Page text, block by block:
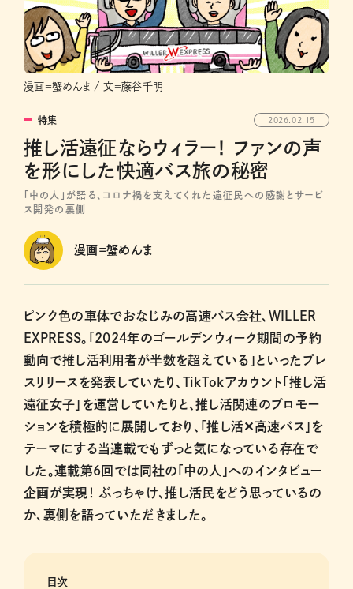
漫画＝蟹めんま / 文＝藤谷千明
特集 2026.02.15
推し活遠征ならウィラー！ ファンの声
を形にした快適バス旅の秘密
「中の人」が語る、コロナ禍を支えてくれた遠征民への感謝とサービ
ス開発の裏側
漫画＝蟹めんま
ピンク色の車体でおなじみの高速バス会社、WILLER
EXPRESS。「2024年のゴールデンウィーク期間の予約
動向で推し活利用者が半数を超えている」といったプレ
スリリースを発表していたり、TikTokアカウント「推し活
遠征女子」を運営していたりと、推し活関連のプロモー
ションを積極的に展開しており、「推し活✕高速バス」を
テーマにする当連載でもずっと気になっている存在で
した。連載第6回では同社の「中の人」へのインタビュー
企画が実現！ ぶっちゃけ、推し活民をどう思っているの
か、裏側を語っていただきました。
目次